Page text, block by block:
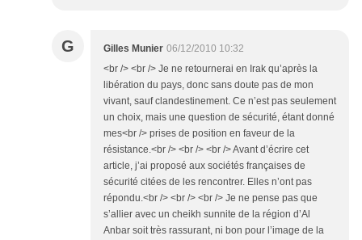
G Gilles Munier 06/12/2010 10:32
<br /> <br /> Je ne retournerai en Irak qu’après la
libération du pays, donc sans doute pas de mon
vivant, sauf clandestinement. Ce n’est pas seulement
un choix, mais une question de sécurité, étant donné
mes<br /> prises de position en faveur de la
résistance.<br /> <br /> <br /> Avant d’écrire cet
article, j’ai proposé aux sociétés françaises de
sécurité citées de les rencontrer. Elles n’ont pas
répondu.<br /> <br /> <br /> Je ne pense pas que
s’allier avec un cheikh sunnite de la région d’Al
Anbar soit très rassurant, ni bon pour l’image de la